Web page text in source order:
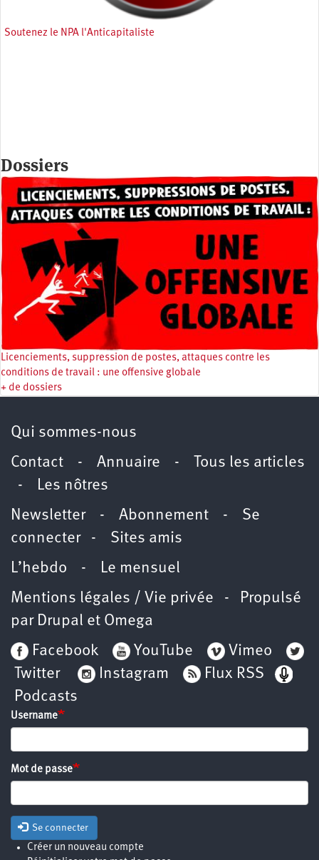
Soutenez le NPA l'Anticapitaliste
Dossiers
Licenciements, suppression de postes, attaques contre les
conditions de travail : une offensive globale
+ de dossiers
Qui sommes-nous
Contact - Annuaire -
Tous les articles
- Les nôtres
Newsletter- Abonnement - Se
connecter- Sites amis
L’hebdo - Le mensuel
Mentions légales / Vie privée - Propulsé
par Drupal et Omega
Facebook
YouTube
Vimeo
Twitter
Instagram
Flux RSS
Podcasts
Username
Mot de passe
Se connecter
Créer un nouveau compte